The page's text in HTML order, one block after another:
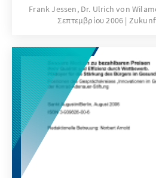
freiwillig für das Kopftuch.
Frauen zu ergründen und
Einstellungen
Zielsetzung dieser Studie.
Frank Jessen, Dr. Ulrich von
Σεπτεμβρίου 2006